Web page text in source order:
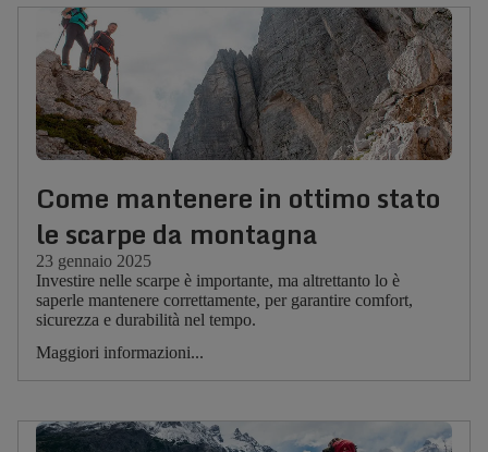
Come mantenere in ottimo stato
le scarpe da montagna
23 gennaio 2025
Investire nelle scarpe è importante, ma altrettanto lo è
saperle mantenere correttamente, per garantire comfort,
sicurezza e durabilità nel tempo.
Maggiori informazioni...